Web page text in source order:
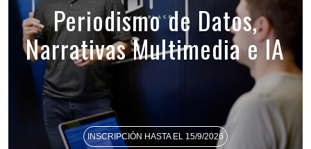
Periodismo de Datos,
Narrativas Multimedia e IA
INSCRIPCIÓN HASTA EL 15/9/2026